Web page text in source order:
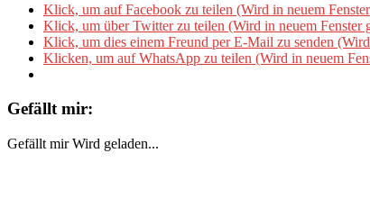
Klick, um auf Facebook zu teilen (Wird in neuem
Klick, um über Twitter zu teilen (Wird in neuem Fenster
Klick, um dies einem Freund per E-Mail zu senden
Klicken, um auf WhatsApp zu teilen (Wird in neuem
Gefällt mir:
Gefällt mir Wird geladen...